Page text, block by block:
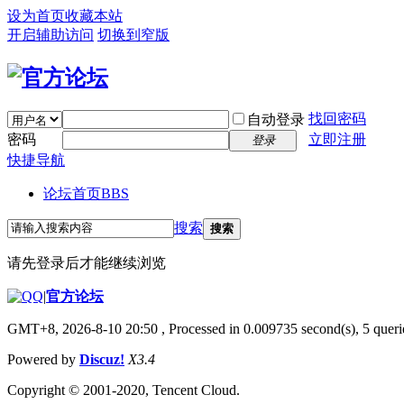
设为首页收藏本站
开启辅助访问 切换到窄版
自动登录 找回密码
密码
登录
立即注册
快捷导航
论坛首页BBS
搜索 搜索
请先登录后才能继续浏览
|官方论坛
GMT+8, 2026-8-10 20:50 , Processed in 0.009735 second(s), 5
Powered by Discuz! X3.4
Copyright © 2001-2020, Tencent Cloud.